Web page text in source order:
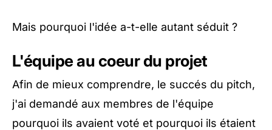
Mais pourquoi l'idée a-t-elle autant séduit ?
L'équipe au coeur du projet
Afin de mieux comprendre, le succés du pitch,
j'ai demandé aux membres de l'équipe
pourquoi ils avaient voté et pourquoi ils étaient